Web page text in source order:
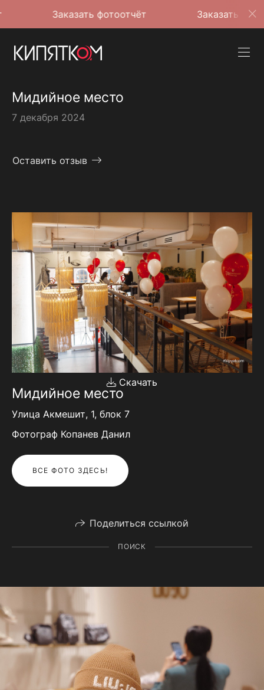
Заказать фотоотчёт Заказать фотоотчёт
Мидийное место
7 декабря 2024
Оставить отзыв
Скачать
Мидийное место
Улица Акмешит, 1, блок 7
Фотограф Копанев Данил
ВСЕ ФОТО ЗДЕСЬ!
Поделиться ссылкой
ПОИСК